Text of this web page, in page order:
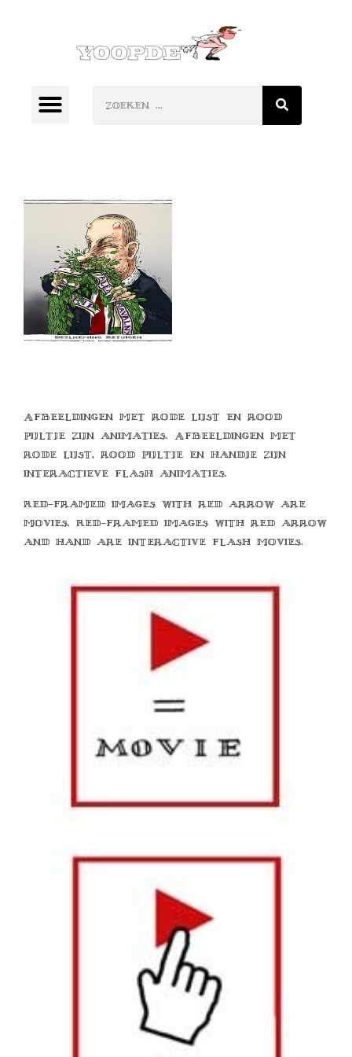
Afbeeldingen met rode lijst en rood
pijltje zijn animaties. Afbeeldingen met
rode lijst, rood pijltje en handje zijn
interactieve flash animaties.
Red-framed images with red arrow are
movies. Red-framed images with red arrow
and hand are interactive flash movies.